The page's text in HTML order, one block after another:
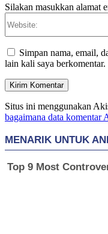
Silakan masukkan alamat
Simpan nama, email,
lain kali saya berkomentar.
Situs ini menggunakan
bagaimana data komentar